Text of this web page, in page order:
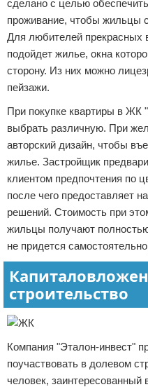
сделано с целью
проживание, чтобы жильцы
Для любителей прекрасных
подойдет жилье, окна
сторону. Из них можно
пейзажи.
При покупке квартиры в ЖК
выбрать различную. При
авторский дизайн, чтобы
жилье. Застройщик
клиентом предпочтения по
после чего предоставляет
решений. Стоимость при
жильцы получают
не придется
строительство
Компания "Эталон-инвест"
поучаствовать в долевом
человек, заинтересованный